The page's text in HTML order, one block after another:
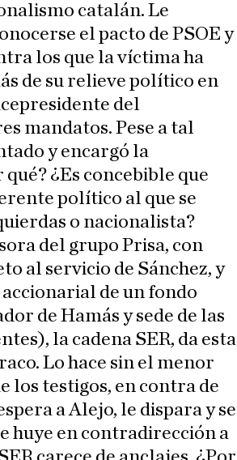
catalán. Le
el pacto de PSOE y
los que la víctima ha
de su relieve político en
del
mandatos. Pese a tal
y encargó la
¿Es concebible que
político al que se
o nacionalista?
del grupo Prisa, con
al servicio de Sánchez, y
de un fondo
de Hamás y sede de las
la cadena SER, da esta
Lo hace sin el menor
los testigos, en contra de
a Alejo, le dispara y se
huye en contradirección a